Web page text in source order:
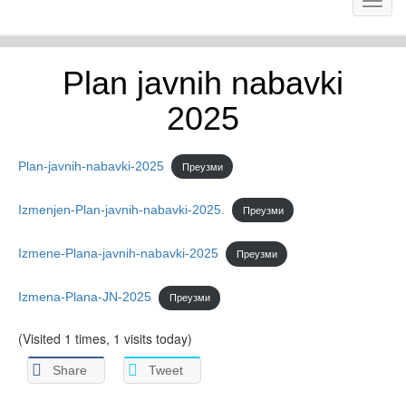
Plan javnih nabavki
2025
Plan-javnih-nabavki-2025 Преузми
Izmenjen-Plan-javnih-nabavki-2025. Преузми
Izmene-Plana-javnih-nabavki-2025 Преузми
Izmena-Plana-JN-2025 Преузми
(Visited 1 times, 1 visits today)
Share Tweet